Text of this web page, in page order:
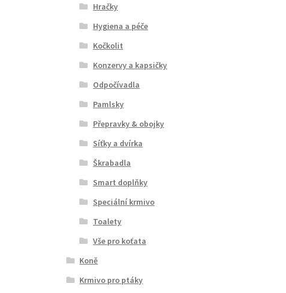
Hračky
Hygiena a péče
Kočkolit
Konzervy a kapsičky
Odpočívadla
Pamlsky
Přepravky & obojky
Síťky a dvírka
Škrabadla
Smart doplňky
Speciální krmivo
Toalety
Vše pro koťata
Koně
Krmivo pro ptáky